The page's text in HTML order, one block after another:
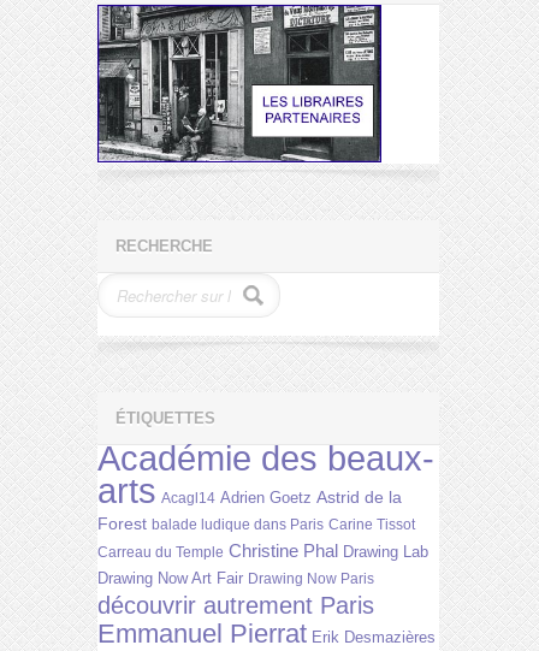
RECHERCHE
ÉTIQUETTES
Académie des beaux-
arts Acagl14 Adrien Goetz Astrid de la
Forest balade ludique dans Paris Carine Tissot
Carreau du Temple Christine Phal Drawing Lab
Drawing Now Art Fair Drawing Now Paris
découvrir autrement Paris
Emmanuel Pierrat Erik Desmazières